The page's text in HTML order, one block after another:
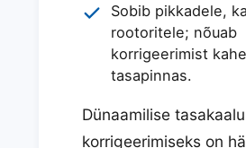
Sobib pikkadele,
rootoritele; nõuab
korrigeerimist
tasapinnas.
Dünaamilise
korrigeerimiseks on